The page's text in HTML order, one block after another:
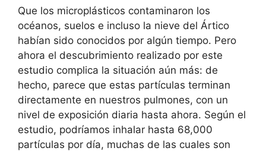
Que los microplásticos contaminaron los
océanos, suelos e incluso la nieve del Ártico
habían sido conocidos por algún tiempo. Pero
ahora el descubrimiento realizado por este
estudio complica la situación aún más: de
hecho, parece que estas partículas terminan
directamente en nuestros pulmones, con un
nivel de exposición diaria hasta ahora. Según el
estudio, podríamos inhalar hasta 68,000
partículas por día, muchas de las cuales son